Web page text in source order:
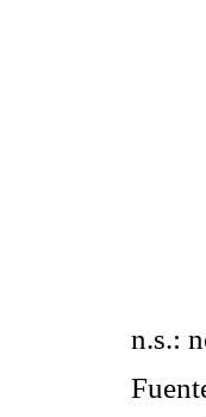
n.s.: